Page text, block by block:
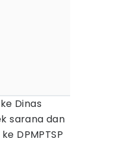
Dinas
sarana dan
DPMPTSP